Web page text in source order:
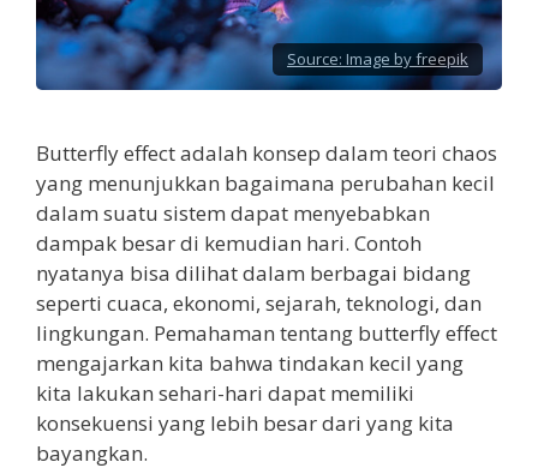
Source: Image by freepik
Butterfly effect adalah konsep dalam teori chaos
yang menunjukkan bagaimana perubahan kecil
dalam suatu sistem dapat menyebabkan
dampak besar di kemudian hari. Contoh
nyatanya bisa dilihat dalam berbagai bidang
seperti cuaca, ekonomi, sejarah, teknologi, dan
lingkungan. Pemahaman tentang butterfly effect
mengajarkan kita bahwa tindakan kecil yang
kita lakukan sehari-hari dapat memiliki
konsekuensi yang lebih besar dari yang kita
bayangkan.